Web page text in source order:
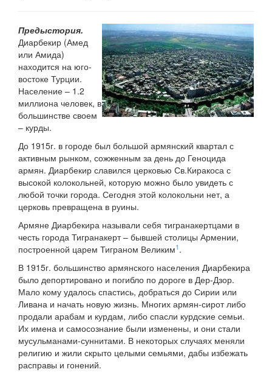
Предыстория.
Диарбекир (Амед
или Амида)
находится на юго-
востоке Турции.
Население – 1.2
миллиона человек, в
большинстве своем
– курды.
До 1915г. в городе был большой армянский квартал с
активным рынком, сожженным за день до Геноцида
армян. Диарбекир славился церковью Св.Киракоса с
высокой колокольней, которую можно было увидеть с
любой точки города. Сегодня этой колокольни нет, а
церковь превращена в руины.
Армяне Диарбекира называли себя тигранакертцами в
честь города Тигранакерт – бывшей столицы Армении,
построенной царем Тиграном Великим1 .
В 1915г. большинство армянского населения Диарбекира
было депортировано и погибло по дороге в Дер-Дзор.
Мало кому удалось спастись, добраться до Сирии или
Ливана и начать новую жизнь. Многих армян-сирот либо
продали арабам и курдам, либо спасли курдские семьи.
Их имена и самосознание были изменены, и они стали
мусульманами-суннитами. В некоторых случаях меняли
религию и жили скрыто целыми семьями, дабы избежать
расправы и гонений.